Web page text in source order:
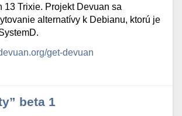
13 Trixie. Projekt Devuan sa
alternatívy k Debianu, ktorú je
get-devuan
beta 1